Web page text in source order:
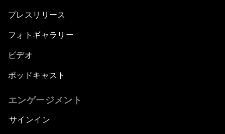
プレスリリース
フォトギャラリー
ビデオ
ポッドキャスト
エンゲージメント
サインイン